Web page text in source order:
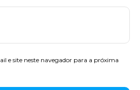
e site neste navegador para a próxima